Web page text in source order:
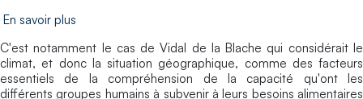
En savoir plus
C'est notamment le cas de Vidal de la Blache qui considérait le
climat, et donc la situation géographique, comme des facteurs
essentiels de la compréhension de la capacité qu'ont les
différents groupes humains à subvenir à leurs besoins alimentaires